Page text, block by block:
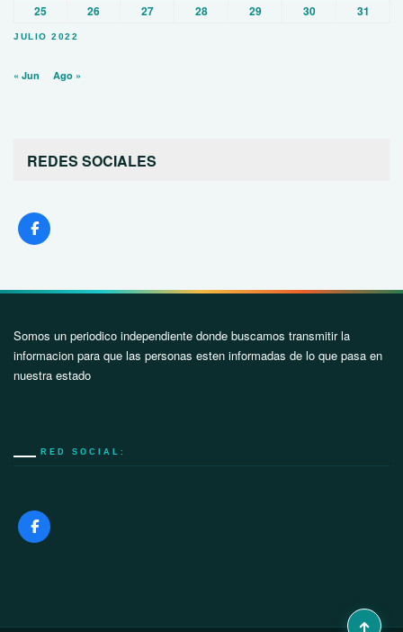
JULIO 2022
25
26 27 28 29 30 31
« Jun Ago »
REDES SOCIALES
Somos un periodico independiente donde buscamos transmitir la
informacion para que las personas esten informadas de lo que pasa en
nuestra estado
RED SOCIAL: